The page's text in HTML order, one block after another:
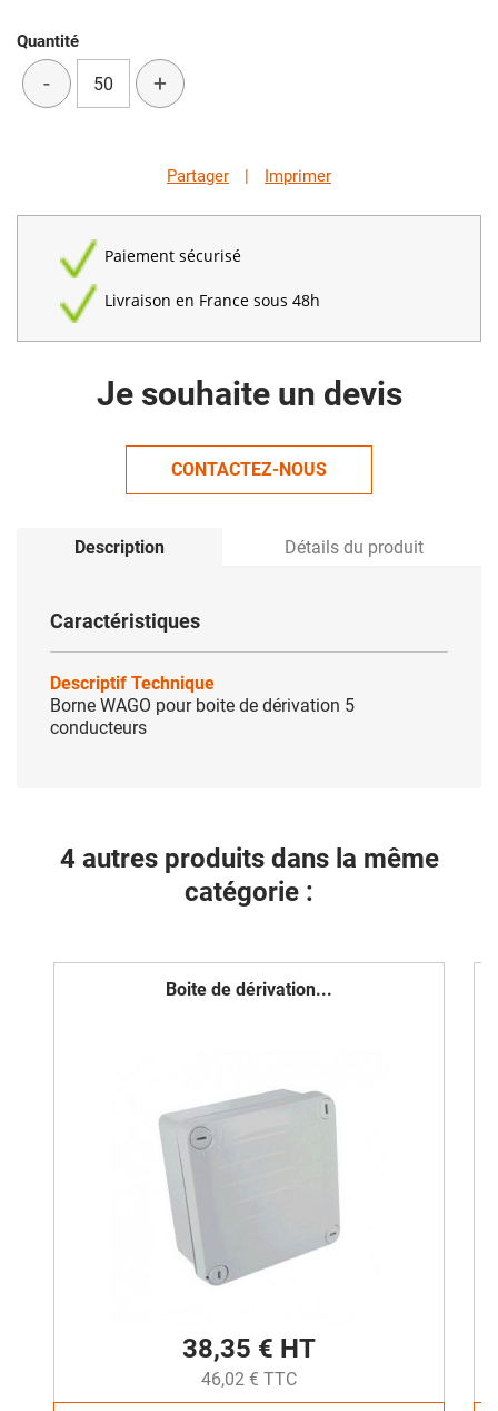
Quantité
- +
Partager | Imprimer
Paiement sécurisé
Livraison en France sous 48h
Je souhaite un devis
CONTACTEZ-NOUS
Description Détails du produit
Caractéristiques
Descriptif Technique
Borne WAGO pour boite de dérivation 5
conducteurs
4 autres produits dans la même
catégorie :
Boite de dérivation...
38,35 € HT
46,02 € TTC